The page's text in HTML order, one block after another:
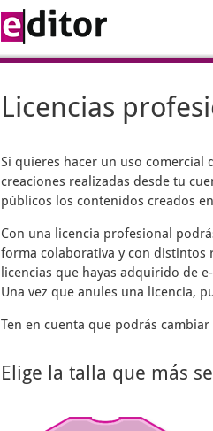
Licencias
Si quieres hacer un uso comercial
creaciones realizadas desde tu
públicos los contenidos creados
Con una licencia profesional
forma colaborativa y con distintos
licencias que hayas adquirido de
Una vez que anules una licencia,
Ten en cuenta que podrás
Elige la talla que más